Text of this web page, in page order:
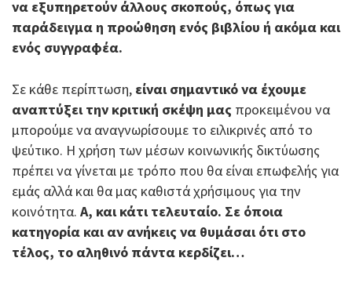
να εξυπηρετούν άλλους σκοπούς, όπως για
παράδειγμα η προώθηση ενός βιβλίου ή ακόμα και
ενός συγγραφέα.
Σε κάθε περίπτωση, είναι σημαντικό να έχουμε
αναπτύξει την κριτική σκέψη μας προκειμένου να
μπορούμε να αναγνωρίσουμε το ειλικρινές από το
ψεύτικο. Η χρήση των μέσων κοινωνικής δικτύωσης
πρέπει να γίνεται με τρόπο που θα είναι επωφελής για
εμάς αλλά και θα μας καθιστά χρήσιμους για την
κοινότητα. Α, και κάτι τελευταίο. Σε όποια
κατηγορία και αν ανήκεις να θυμάσαι ότι στο
τέλος, το αληθινό πάντα κερδίζει…